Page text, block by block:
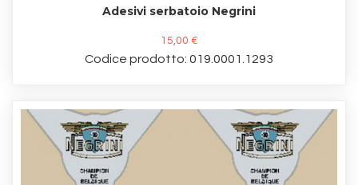
Adesivi serbatoio Negrini
15,00 €
Codice prodotto: 019.0001.1293